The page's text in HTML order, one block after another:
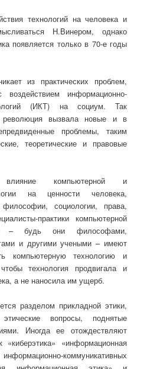
технологий на человека и
Н.Винером, однако
появляется только в 70-е годы
из практических проблем,
информационно-
(ИКТ) на социум. Так
революция вызвала новые и в
проблемы, таким
теоретические и правовые
компьютерной и
на ценности человека,
социологии, права,
практики компьютерной
– будь они философами,
и другими учеными – имеют
компьютерную технологию и
технология продвигала и
а не наносила им ущерб.
разделом прикладной этики,
вопросы, поднятые
Иногда ее отождествляют
«информационная
коммуникативных